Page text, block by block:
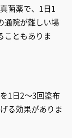
菌薬で、1日1
通院が難しい場
こともありま
1日2～3回塗布
る効果がありま